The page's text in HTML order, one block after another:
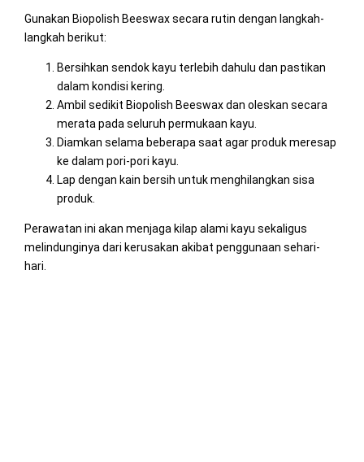
Gunakan Biopolish Beeswax secara rutin dengan langkah-
langkah berikut:
Bersihkan sendok kayu terlebih dahulu dan pastikan
dalam kondisi kering.
Ambil sedikit Biopolish Beeswax dan oleskan secara
merata pada seluruh permukaan kayu.
Diamkan selama beberapa saat agar produk meresap
ke dalam pori-pori kayu.
Lap dengan kain bersih untuk menghilangkan sisa
produk.
Perawatan ini akan menjaga kilap alami kayu sekaligus
melindunginya dari kerusakan akibat penggunaan sehari-
hari.